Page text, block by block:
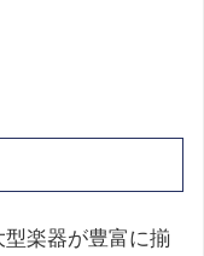
楽器が豊富に揃